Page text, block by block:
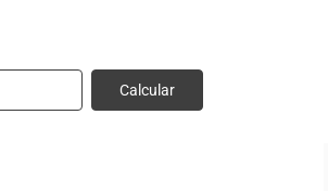
Calcular